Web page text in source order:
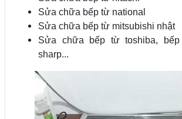
Sửa chữa bếp từ national
Sửa chữa bếp từ mitsubishi nhật
Sửa chữa bếp từ toshiba,
sharp...